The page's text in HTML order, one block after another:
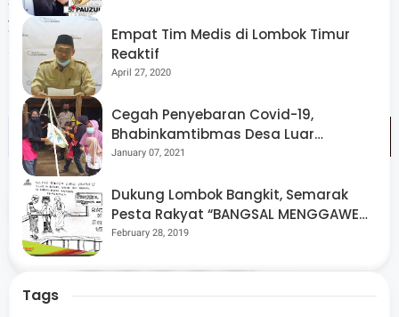
yang diusung diharapkan mampu mempererat
silaturahmi, menumbuhkan optimisme, serta
menghadirkan harapan di bulan suci Ramadan. (Red)
Tags Sosial
Share
Empat Tim Medis di Lombok Timur
Reaktif
April 27, 2020
Cegah Penyebaran Covid-19,
Bhabinkamtibmas Desa Luar
Pantau Kegiatan Posyandu
January 07, 2021
Dukung Lombok Bangkit, Semarak
Pesta Rakyat “BANGSAL MENGGAWE”
Kembali Digelar Para Seniman Di
February 28, 2019
Tags